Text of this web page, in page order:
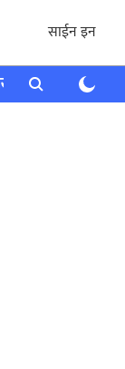
साईन इन
राशी भविष्य